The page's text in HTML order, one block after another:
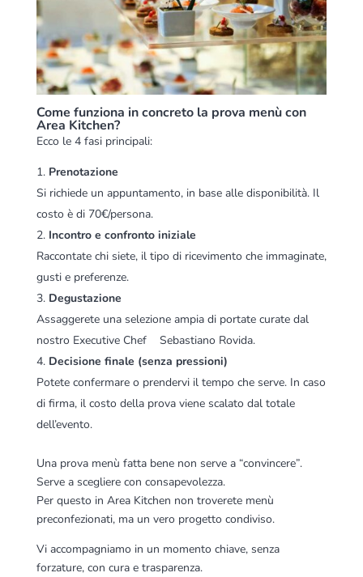
Come funziona in concreto la prova menù con
Area Kitchen?
Ecco le 4 fasi principali:
Prenotazione
Si richiede un appuntamento, in base alle disponibilità. Il
costo è di 70€/persona.
Incontro e confronto iniziale
Raccontate chi siete, il tipo di ricevimento che immaginate,
gusti e preferenze.
Degustazione
Assaggerete una selezione ampia di portate curate dal
nostro Executive Chef Sebastiano Rovida.
Decisione finale (senza pressioni)
Potete confermare o prendervi il tempo che serve. In caso
di firma, il costo della prova viene scalato dal totale
dell’evento.
Una prova menù fatta bene non serve a “convincere”.
Serve a scegliere con consapevolezza.
Per questo in Area Kitchen non troverete menù
preconfezionati, ma un vero progetto condiviso.
Vi accompagniamo in un momento chiave, senza
forzature, con cura e trasparenza.